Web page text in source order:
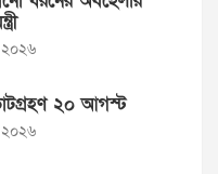
ভোটগ্রহণ ২০ আগস্ট